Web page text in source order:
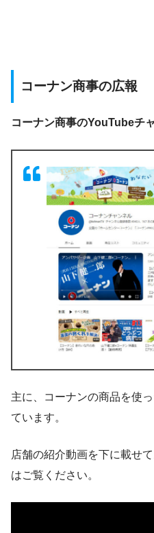
コーナン商事の広報
コーナン商事のYouTubeチ
主に、コーナンの商品を使
ています。
店舗の紹介動画を下に載せ
はご覧ください。